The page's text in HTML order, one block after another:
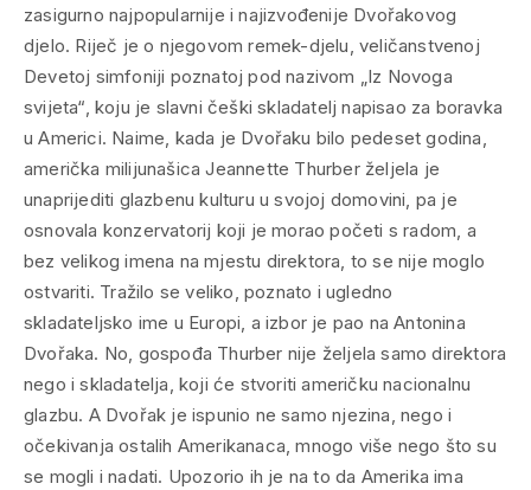
zasigurno najpopularnije i najizvođenije Dvořakovog
djelo. Riječ je o njegovom remek-djelu, veličanstvenoj
Devetoj simfoniji poznatoj pod nazivom „Iz Novoga
svijeta“, koju je slavni češki skladatelj napisao za boravka
u Americi. Naime, kada je Dvořaku bilo pedeset godina,
američka milijunašica Jeannette Thurber željela je
unaprijediti glazbenu kulturu u svojoj domovini, pa je
osnovala konzervatorij koji je morao početi s radom, a
bez velikog imena na mjestu direktora, to se nije moglo
ostvariti. Tražilo se veliko, poznato i ugledno
skladateljsko ime u Europi, a izbor je pao na Antonina
Dvořaka. No, gospođa Thurber nije željela samo direktora
nego i skladatelja, koji će stvoriti američku nacionalnu
glazbu. A Dvořak je ispunio ne samo njezina, nego i
očekivanja ostalih Amerikanaca, mnogo više nego što su
se mogli i nadati. Upozorio ih je na to da Amerika ima